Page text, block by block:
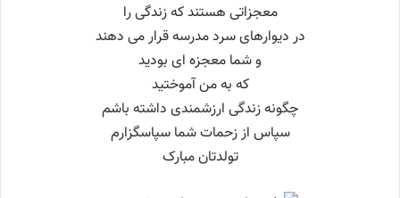
معجزاتی هستند که زندگی را
در دیوارهای سرد مدرسه قرار می دهند
و شما معجزه ای بودید
که به من آموختید
چگونه زندگی ارزشمندی داشته باشم
سپاس از زحمات شما سپاسگزارم
تولدتان مبارک